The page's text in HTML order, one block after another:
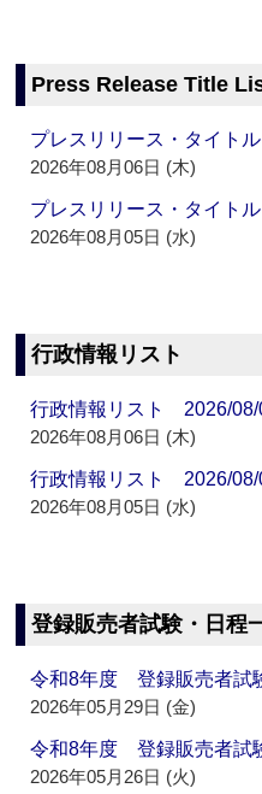
Press Release Title
プレスリリース・タイト
2026年08月06日 (木)
プレスリリース・タイト
2026年08月05日 (水)
行政情報リスト
行政情報リスト 2026/08/
2026年08月06日 (木)
行政情報リスト 2026/08/
2026年08月05日 (水)
登録販売者試験・日程
令和8年度 登録販売者
2026年05月29日 (金)
令和8年度 登録販売者
2026年05月26日 (火)